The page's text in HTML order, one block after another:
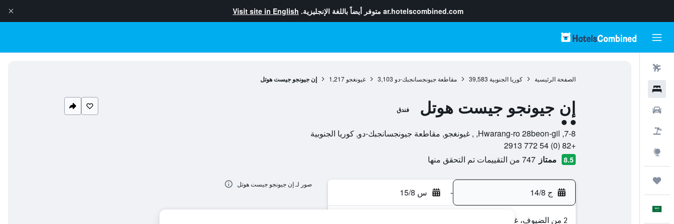
ar.hotelscombined.com متوفر أيضاً باللغة الإنجليزية. Visit site in English
الصفحة الرئيسية كوريا الجنوبية 39,583 مقاطعة جيونجسانجبك-دو 3,103 غيونغجو 1,217 إن جيونجو جيست هوتل
إن جيونجو جيست هوتل فندق
تقييم فئة 2
7-8, Hwarang-ro 28beon-gil, , غيونغجو, مقاطعة جيونجسانجبك-دو, كوريا الجنوبية
+82 (0) 54 772 2913
8.5 ممتاز 747 من التقييمات تم التحقق منها
ج 14/8 - س 15/8
2 من الضيوف، غرفة واحدة
صور لـ إن جيونجو جيست هوتل